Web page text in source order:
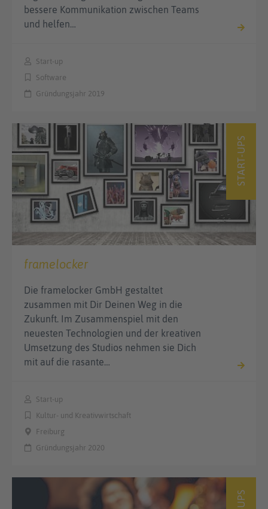
bessere Kommunikation zwischen Teams
und helfen…
Start-up
Software
Gründungsjahr 2019
START-UPS
framelocker
Die framelocker GmbH gestaltet
zusammen mit Dir Deinen Weg in die
Zukunft. Im Zusammenspiel mit den
neuesten Technologien und der kreativen
Umsetzung des Studios nehmen sie Dich
mit auf die rasante…
Start-up
Kultur- und Kreativwirtschaft
Freiburg
Gründungsjahr 2020